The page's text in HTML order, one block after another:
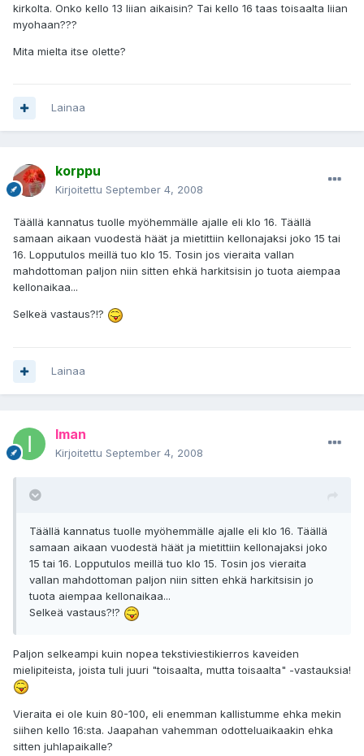
kirkolta. Onko kello 13 liian aikaisin? Tai kello 16 taas toisaalta liian
myohaan???
Mita mielta itse olette?
Lainaa
korppu
Kirjoitettu September 4, 2008
Täällä kannatus tuolle myöhemmälle ajalle eli klo 16. Täällä
samaan aikaan vuodestä häät ja mietittiin kellonajaksi joko 15 tai
16. Lopputulos meillä tuo klo 15. Tosin jos vieraita vallan
mahdottoman paljon niin sitten ehkä harkitsisin jo tuota aiempaa
kellonaikaa...
Selkeä vastaus?!?
Lainaa
Iman
Kirjoitettu September 4, 2008
Täällä kannatus tuolle myöhemmälle ajalle eli klo 16. Täällä
samaan aikaan vuodestä häät ja mietittiin kellonajaksi joko
15 tai 16. Lopputulos meillä tuo klo 15. Tosin jos vieraita
vallan mahdottoman paljon niin sitten ehkä harkitsisin jo
tuota aiempaa kellonaikaa...
Selkeä vastaus?!?
Paljon selkeampi kuin nopea tekstiviestikierros kaveiden
mielipiteista, joista tuli juuri "toisaalta, mutta toisaalta" -vastauksia!
Vieraita ei ole kuin 80-100, eli enemman kallistumme ehka mekin
siihen kello 16:sta. Jaapahan vahemman odotteluaikaakin ehka
sitten juhlapaikalle?